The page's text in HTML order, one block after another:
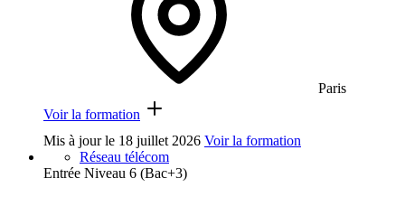
Paris
Voir la formation
Mis à jour le 18 juillet 2026 Voir la formation
Réseau télécom
Entrée Niveau 6 (Bac+3)